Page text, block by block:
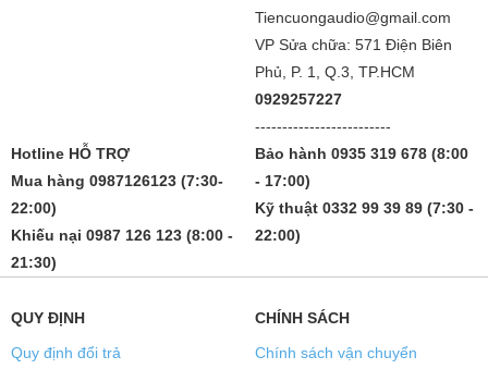
Tiencuongaudio@gmail.com
VP Sửa chữa: 571 Điện Biên
Phủ, P. 1, Q.3, TP.HCM
0929257227
-------------------------
Hotline HỖ TRỢ
Mua hàng 0987126123 (7:30-
22:00)
Khiếu nại 0987 126 123 (8:00 -
21:30)
Bảo hành 0935 319 678 (8:00
- 17:00)
Kỹ thuật 0332 99 39 89 (7:30 -
22:00)
QUY ĐỊNH
Quy định đổi trả
CHÍNH SÁCH
Chính sách vận chuyển